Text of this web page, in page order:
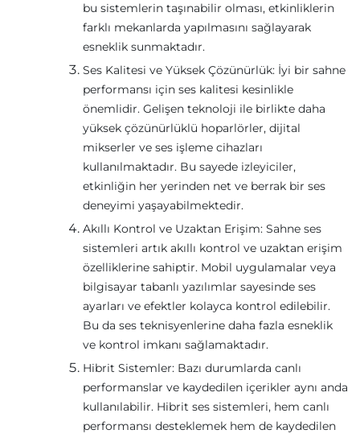
bu sistemlerin taşınabilir olması, etkinliklerin
farklı mekanlarda yapılmasını sağlayarak
esneklik sunmaktadır.
Ses Kalitesi ve Yüksek Çözünürlük: İyi bir sahne
performansı için ses kalitesi kesinlikle
önemlidir. Gelişen teknoloji ile birlikte daha
yüksek çözünürlüklü hoparlörler, dijital
mikserler ve ses işleme cihazları
kullanılmaktadır. Bu sayede izleyiciler,
etkinliğin her yerinden net ve berrak bir ses
deneyimi yaşayabilmektedir.
Akıllı Kontrol ve Uzaktan Erişim: Sahne ses
sistemleri artık akıllı kontrol ve uzaktan erişim
özelliklerine sahiptir. Mobil uygulamalar veya
bilgisayar tabanlı yazılımlar sayesinde ses
ayarları ve efektler kolayca kontrol edilebilir.
Bu da ses teknisyenlerine daha fazla esneklik
ve kontrol imkanı sağlamaktadır.
Hibrit Sistemler: Bazı durumlarda canlı
performanslar ve kaydedilen içerikler aynı anda
kullanılabilir. Hibrit ses sistemleri, hem canlı
performansı desteklemek hem de kaydedilen